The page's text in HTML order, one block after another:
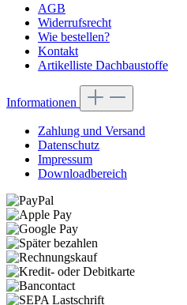
AGB
Widerrufsrecht
Wie bestellen?
Kontakt
Artikelliste Dachbaustoffe
Informationen
Zahlung und Versand
Datenschutz
Impressum
Downloadbereich